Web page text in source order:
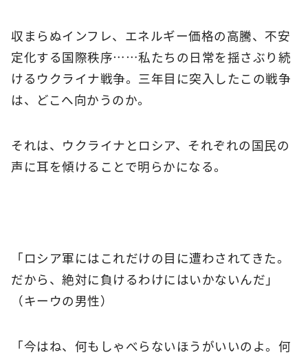
収まらぬインフレ、エネルギー価格の高騰、不安
定化する国際秩序……私たちの日常を揺さぶり続
けるウクライナ戦争。三年目に突入したこの戦争
は、どこへ向かうのか。
それは、ウクライナとロシア、それぞれの国民の
声に耳を傾けることで明らかになる。
「ロシア軍にはこれだけの目に遭わされてきた。
だから、絶対に負けるわけにはいかないんだ」
（キーウの男性）
「今はね、何もしゃべらないほうがいいのよ。何